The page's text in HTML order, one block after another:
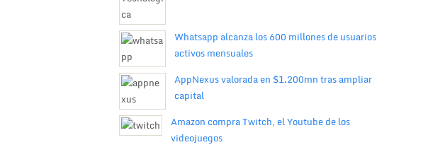
Whatsapp alcanza los 600 millones de usuarios
activos mensuales
AppNexus valorada en $1.200mn tras ampliar
capital
Amazon compra Twitch, el Youtube de los
videojuegos